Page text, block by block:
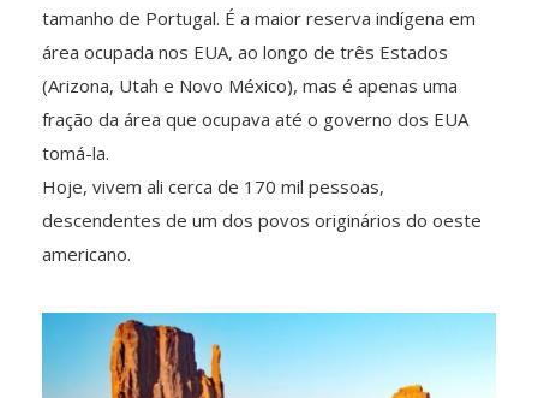
tamanho de Portugal. É a maior reserva indígena em
área ocupada nos EUA, ao longo de três Estados
(Arizona, Utah e Novo México), mas é apenas uma
fração da área que ocupava até o governo dos EUA
tomá-la.
Hoje, vivem ali cerca de 170 mil pessoas,
descendentes de um dos povos originários do oeste
americano.